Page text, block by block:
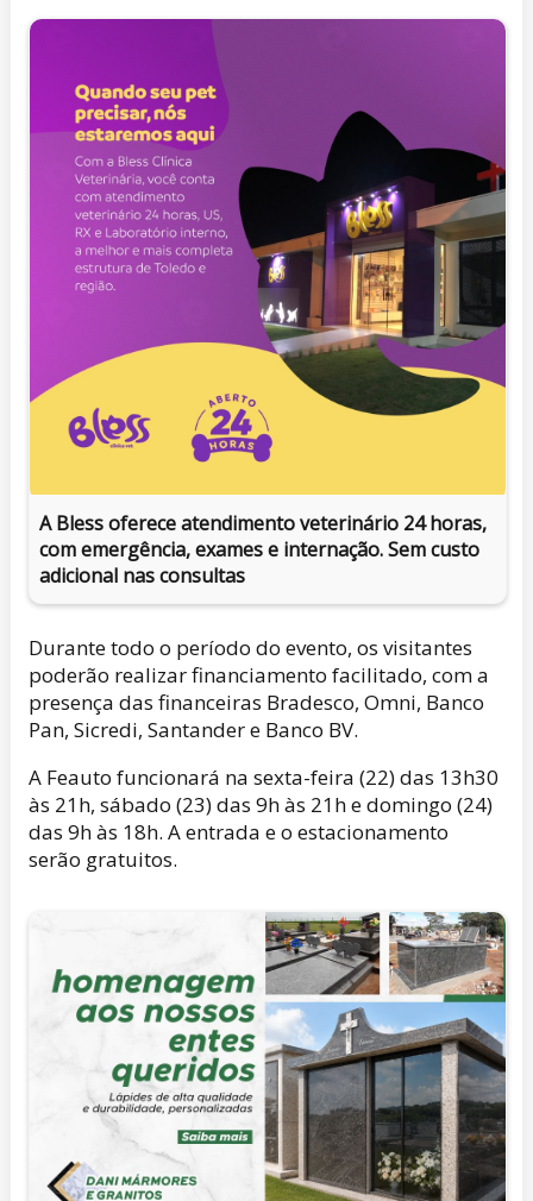
A Bless oferece atendimento veterinário 24 horas,
com emergência, exames e internação. Sem custo
adicional nas consultas
Durante todo o período do evento, os visitantes
poderão realizar financiamento facilitado, com a
presença das financeiras Bradesco, Omni, Banco
Pan, Sicredi, Santander e Banco BV.
A Feauto funcionará na sexta-feira (22) das 13h30
às 21h, sábado (23) das 9h às 21h e domingo (24)
das 9h às 18h. A entrada e o estacionamento
serão gratuitos.